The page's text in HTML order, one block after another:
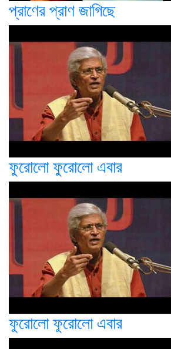
প্রাণের প্রাণ জাগিছে
ফুরোলো ফুরোলো এবার
ফুরোলো ফুরোলো এবার